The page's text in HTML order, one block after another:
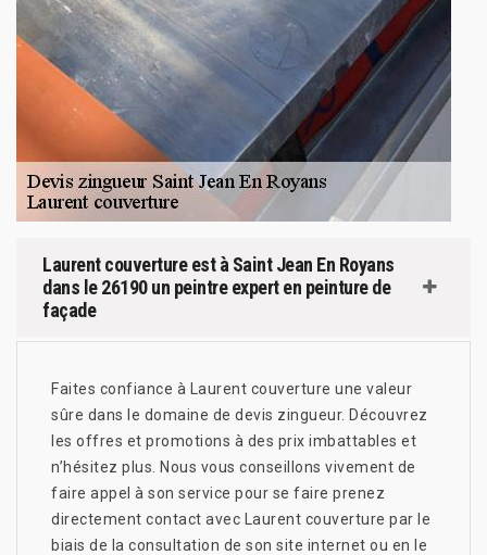
Laurent couverture est à Saint Jean En Royans
dans le 26190 un peintre expert en peinture de
façade
Faites confiance à Laurent couverture une valeur
sûre dans le domaine de devis zingueur. Découvrez
les offres et promotions à des prix imbattables et
n’hésitez plus. Nous vous conseillons vivement de
faire appel à son service pour se faire prenez
directement contact avec Laurent couverture par le
biais de la consultation de son site internet ou en le